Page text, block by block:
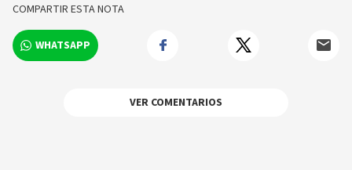
COMPARTIR ESTA NOTA
WHATSAPP
VER COMENTARIOS